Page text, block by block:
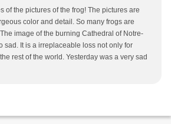
of the pictures of the frog! The pictures are
color and detail. So many frogs are
image of the burning Cathedral of Notre-
sad. It is a irreplaceable loss not only for
rest of the world. Yesterday was a very sad